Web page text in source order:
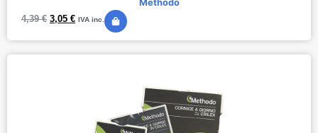
Methodo
4,39€ 3,05 € IVA inc.